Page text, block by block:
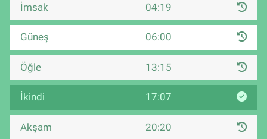
İmsak 04:19
Güneş 06:00
Öğle 13:15
İkindi 17:07
Akşam 20:20